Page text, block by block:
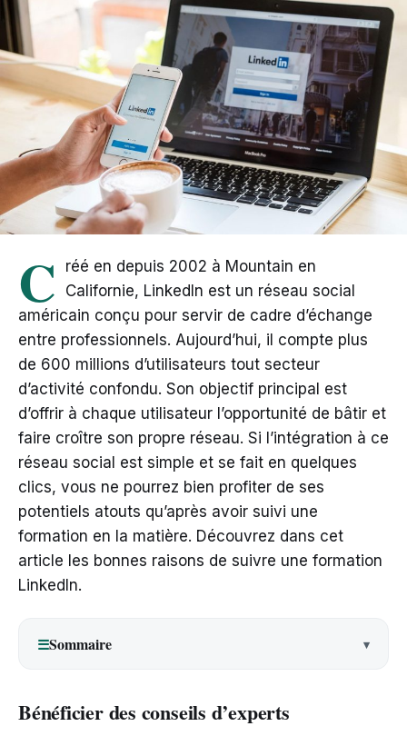
C
réé en depuis 2002 à Mountain en
Californie, LinkedIn est un réseau social
américain conçu pour servir de cadre d’échange
entre professionnels. Aujourd’hui, il compte plus
de 600 millions d’utilisateurs tout secteur
d’activité confondu. Son objectif principal est
d’offrir à chaque utilisateur l’opportunité de bâtir et
faire croître son propre réseau. Si l’intégration à ce
réseau social est simple et se fait en quelques
clics, vous ne pourrez bien profiter de ses
potentiels atouts qu’après avoir suivi une
formation en la matière. Découvrez dans cet
article les bonnes raisons de suivre une formation
LinkedIn.
☰Sommaire
Bénéficier des conseils d’experts